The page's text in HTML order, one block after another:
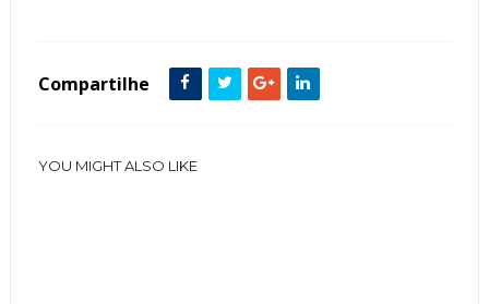
Compartilhe
YOU MIGHT ALSO LIKE